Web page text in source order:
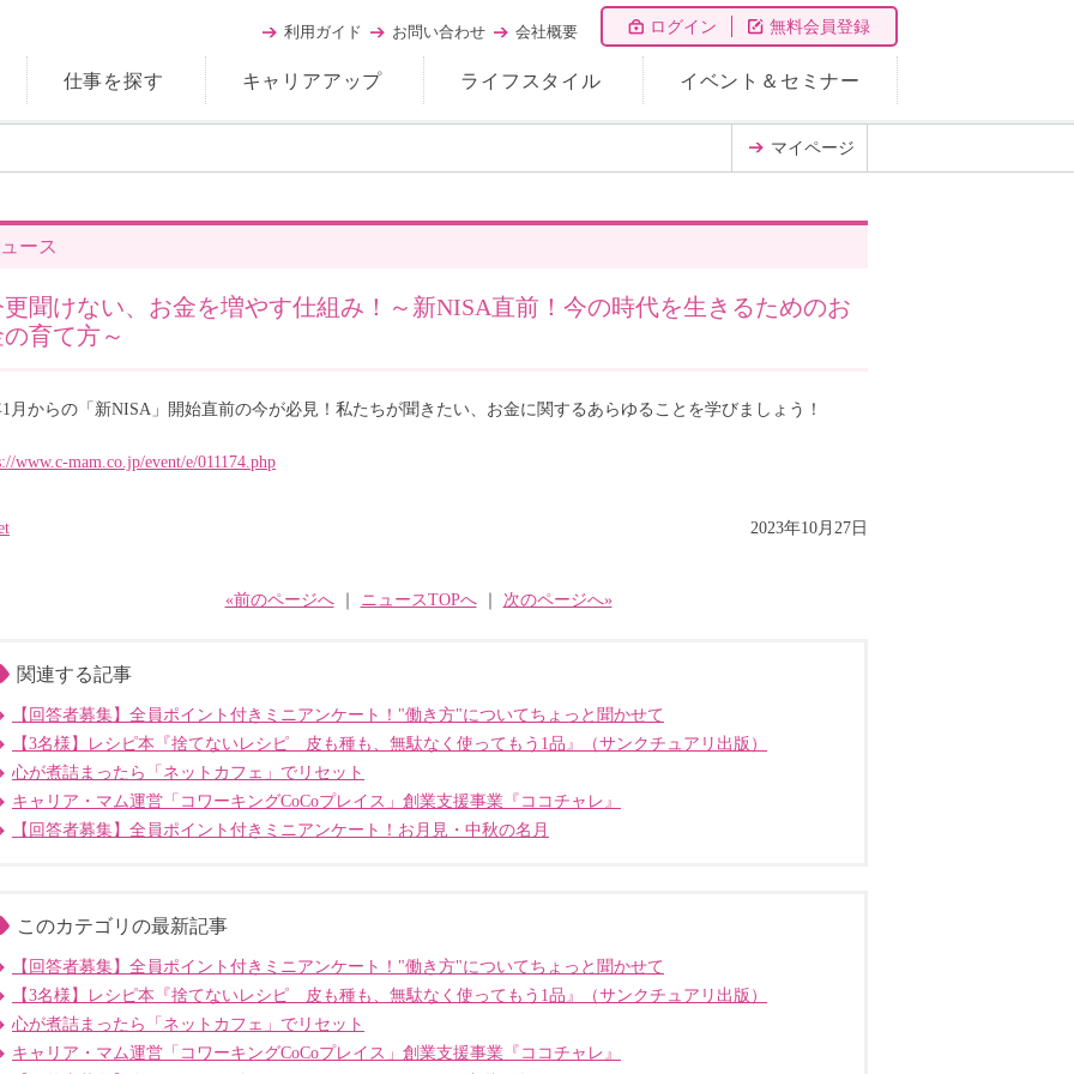
ログイン 無料会員登録
仕事を探す キャリアアップ ライフスタイル イベント＆セミナー
利用ガイド お問い合わせ 会社概要
マイページ
ース
更聞けない、お金を増やす仕組み！～新NISA直前！今の時代を生きるためのお
育て方～
月からの「新NISA」開始直前の今が必見！私たちが聞きたい、お金に関するあらゆることを学びましょう！
www.c-mam.co.jp/event/e/011174.php
2023年10月27日
«前のページへ｜ ニュースTOPへ｜ 次のページへ»
関連する記事
【回答者募集】全員ポイント付きミニアンケート！"働き方"についてちょっと聞かせて
【3名様】レシピ本『捨てないレシピ 皮も種も、無駄なく使ってもう1品』（サンクチュアリ出版）
心が煮詰まったら「ネットカフェ」でリセット
キャリア・マム運営「コワーキングCoCoプレイス」創業支援事業『ココチャレ』
【回答者募集】全員ポイント付きミニアンケート！お月見・中秋の名月
このカテゴリの最新記事
【回答者募集】全員ポイント付きミニアンケート！"働き方"についてちょっと聞かせて
【3名様】レシピ本『捨てないレシピ 皮も種も、無駄なく使ってもう1品』（サンクチュアリ出版）
心が煮詰まったら「ネットカフェ」でリセット
キャリア・マム運営「コワーキングCoCoプレイス」創業支援事業『ココチャレ』